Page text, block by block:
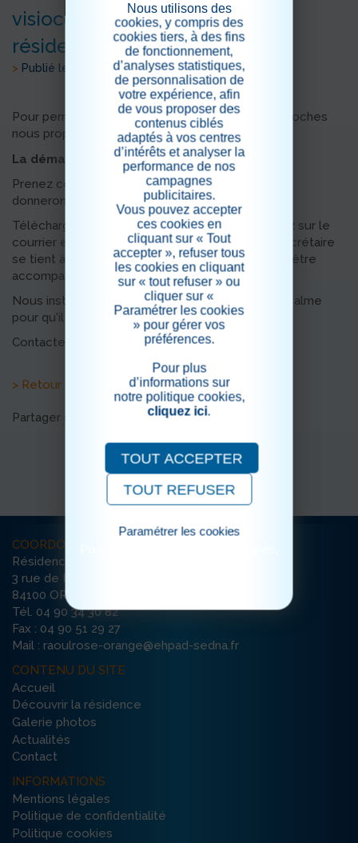
visioconférences familles -
résidents
> Publié le 01/04/2020
Pour permettre de garder le contact avec vos proches
nous proposons des visioconférences.
La démarche est la suivante :
Prenez contact avec la résidence et nous vous
donnerons un RDV (date et heure)
Télécharger l'application (lien que vous trouverez sur le
courrier envoyé par mail ou courrier) , Marie la secrétaire
se tient à votre disposition si vous avez besoin d'être
accompagné dans le téléchargement du logiciel.
Nous installerons le résident dans une pièce au calme
pour qu'il puisse échanger avec vous le jour J.
Contactez nous !
> Retour aux actualités
Partager sur les réseaux sociaux
COORDONNÉES
Résidence Raoul Rose
3 rue de Bretagne
84100 ORANGE
Tél. 04 90 34 30 82
Fax : 04 90 51 29 27
Mail : raoulrose-orange@ehpad-sedna.fr
CONTENU DU SITE
Accueil
Découvrir la résidence
Galerie photos
Actualités
Contact
INFORMATIONS
Mentions légales
Politique de confidentialité
Politique cookies
Nous utilisons des
cookies, y compris des
cookies tiers, à des fins
de fonctionnement,
d’analyses statistiques,
de personnalisation de
votre expérience, afin
de vous proposer des
contenus ciblés
adaptés à vos centres
d’intérêts et analyser la
performance de nos
campagnes
publicitaires.
Vous pouvez accepter
ces cookies en
cliquant sur « Tout
accepter », refuser tous
les cookies en cliquant
sur « tout refuser » ou
cliquer sur «
Paramétrer les cookies
» pour gérer vos
préférences.
Pour plus
d’informations sur
notre politique cookies,
cliquez ici.
TOUT ACCEPTER
TOUT REFUSER
Paramétrer les cookies